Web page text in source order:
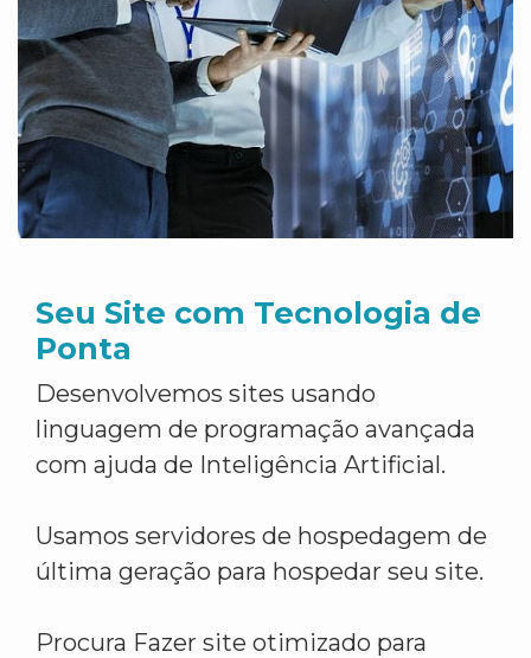
Seu Site com Tecnologia de
Ponta
Desenvolvemos sites usando
linguagem de programação avançada
com ajuda de Inteligência Artificial.
Usamos servidores de hospedagem de
última geração para hospedar seu site.
Procura Fazer site otimizado para